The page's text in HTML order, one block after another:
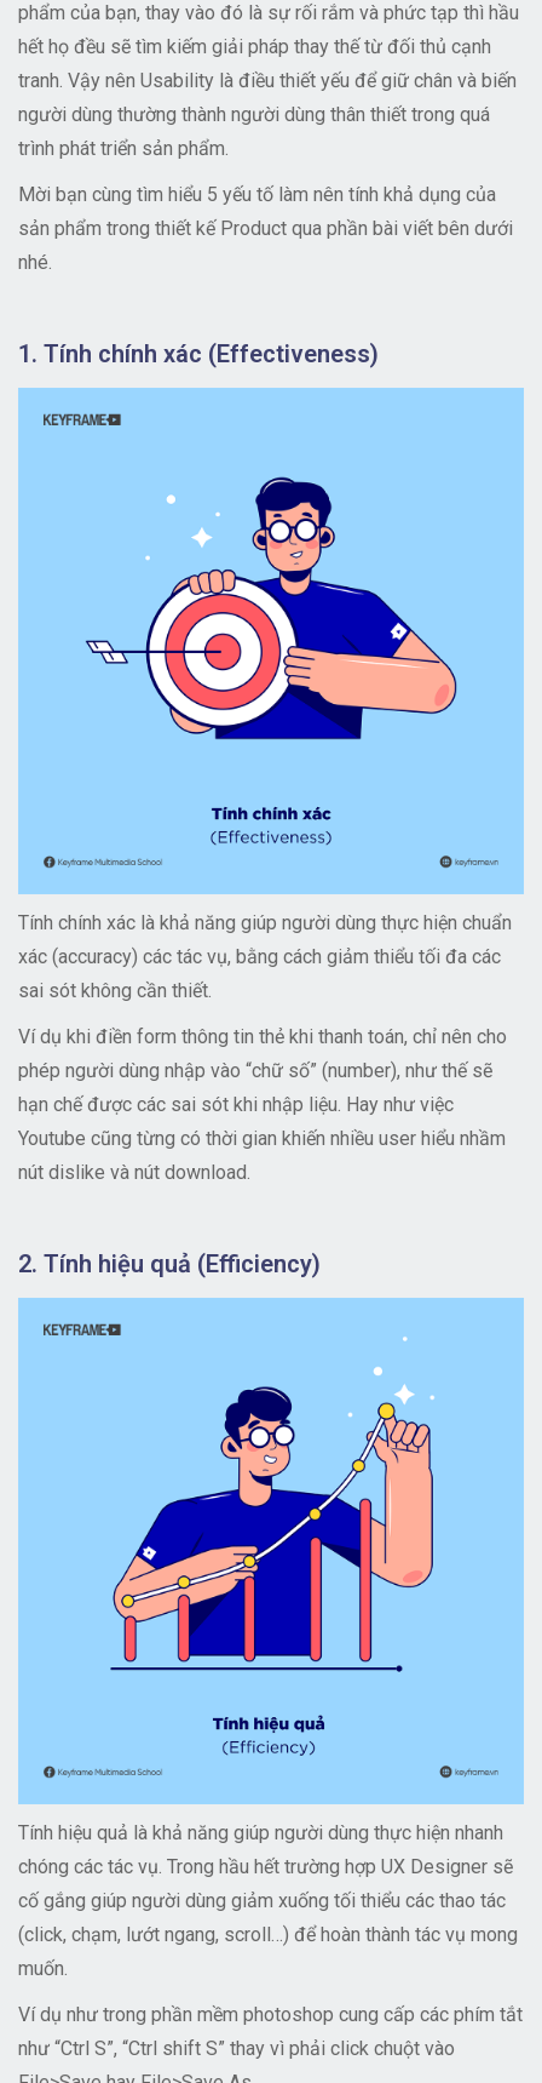
phẩm của bạn, thay vào đó là sự rối rắm và phức tạp thì hầu
hết họ đều sẽ tìm kiếm giải pháp thay thế từ đối thủ cạnh
tranh. Vậy nên Usability là điều thiết yếu để giữ chân và biến
người dùng thường thành người dùng thân thiết trong quá
trình phát triển sản phẩm.
Mời bạn cùng tìm hiểu 5 yếu tố làm nên tính khả dụng của
sản phẩm trong thiết kế Product qua phần bài viết bên dưới
nhé.
1. Tính chính xác (Effectiveness)
Tính chính xác là khả năng giúp người dùng thực hiện chuẩn
xác (accuracy) các tác vụ, bằng cách giảm thiểu tối đa các
sai sót không cần thiết.
Ví dụ khi điền form thông tin thẻ khi thanh toán, chỉ nên cho
phép người dùng nhập vào “chữ số” (number), như thế sẽ
hạn chế được các sai sót khi nhập liệu. Hay như việc
Youtube cũng từng có thời gian khiến nhiều user hiểu nhầm
nút dislike và nút download.
2. Tính hiệu quả (Efficiency)
Tính hiệu quả là khả năng giúp người dùng thực hiện nhanh
chóng các tác vụ. Trong hầu hết trường hợp UX Designer sẽ
cố gắng giúp người dùng giảm xuống tối thiểu các thao tác
(click, chạm, lướt ngang, scroll…) để hoàn thành tác vụ mong
muốn.
Ví dụ như trong phần mềm photoshop cung cấp các phím tắt
như “Ctrl S”, “Ctrl shift S” thay vì phải click chuột vào